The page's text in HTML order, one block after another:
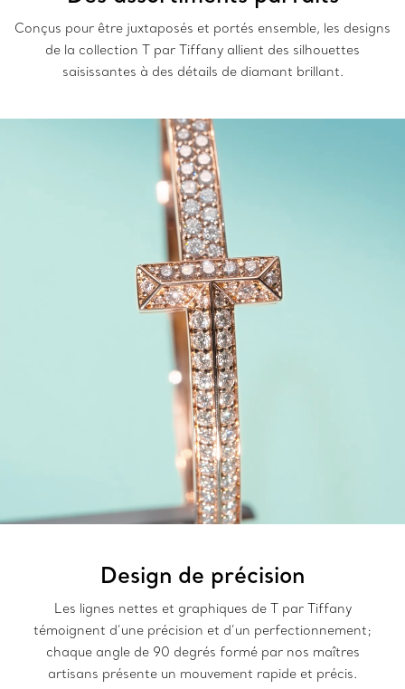
Conçus pour être juxtaposés et portés ensemble, les designs
de la collection T par Tiffany allient des silhouettes
saisissantes à des détails de diamant brillant.
Design de précision
Les lignes nettes et graphiques de T par Tiffany
témoignent d’une précision et d’un perfectionnement;
chaque angle de 90 degrés formé par nos maîtres
artisans présente un mouvement rapide et précis.